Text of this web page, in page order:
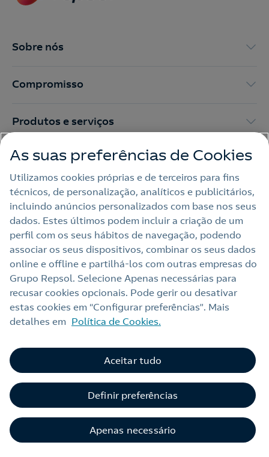
Sobre nós
Compromisso
Produtos e serviços
Trabalhar na Repsol
Sala de imprensa
Nota legal
Política de privacidade
Política de cookies
Termos e Condições My Repsol
Alerta por fraude
Livro de Reclamações Online
Canal de Ética e Conformidade
As suas preferências de Cookies
Utilizamos cookies próprias e de terceiros para fins
técnicos, de personalização, analíticos e publicitários,
incluindo anúncios personalizados com base nos seus
dados. Estes últimos podem incluir a criação de um
perfil com os seus hábitos de navegação, podendo
associar os seus dispositivos, combinar os seus dados
online e offline e partilhá‑los com outras empresas do
Grupo Repsol. Selecione Apenas necessárias para
recusar cookies opcionais. Pode gerir ou desativar
estas cookies em “Configurar preferências”. Mais
detalhes em Política de Cookies.
Definir preferências
Apenas necessário
Aceitar tudo